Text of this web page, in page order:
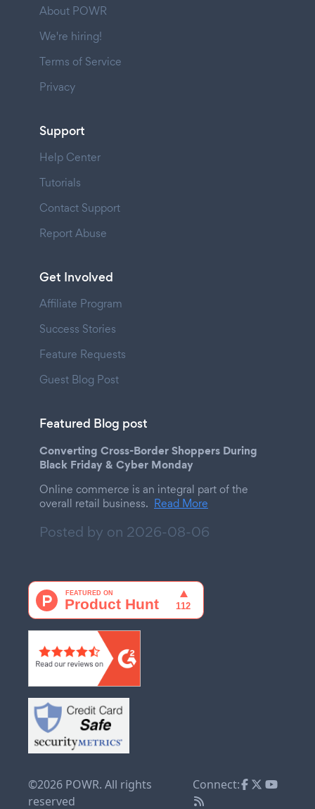
About POWR
We're hiring!
Terms of Service
Privacy
Support
Help Center
Tutorials
Contact Support
Report Abuse
Get Involved
Affiliate Program
Success Stories
Feature Requests
Guest Blog Post
Featured Blog post
Converting Cross-Border Shoppers During
Black Friday & Cyber Monday
Online commerce is an integral part of the
overall retail business. Read More
Posted by on 2026-08-06
©2026 POWR. All rights
reserved
Connect: